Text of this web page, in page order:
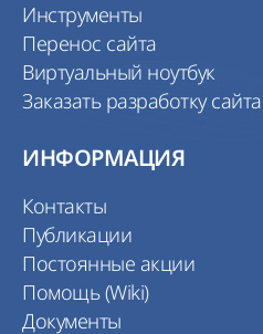
Инструменты
Перенос сайта
Виртуальный ноутбук
Заказать разработку сайта
ИНФОРМАЦИЯ
Контакты
Публикации
Постоянные акции
Помощь (Wiki)
Документы